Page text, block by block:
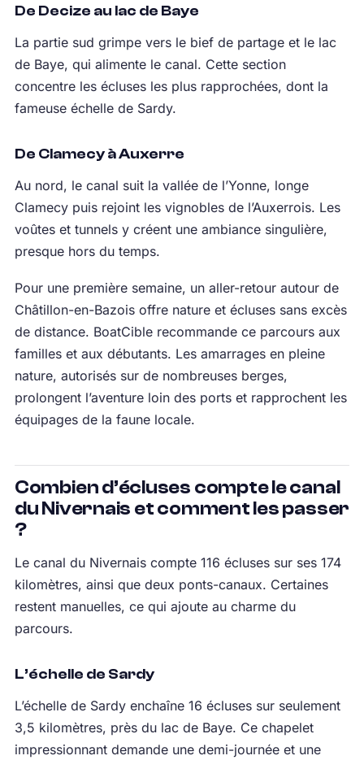
De Decize au lac de Baye
La partie sud grimpe vers le bief de partage et le lac
de Baye, qui alimente le canal. Cette section
concentre les écluses les plus rapprochées, dont la
fameuse échelle de Sardy.
De Clamecy à Auxerre
Au nord, le canal suit la vallée de l’Yonne, longe
Clamecy puis rejoint les vignobles de l’Auxerrois. Les
voûtes et tunnels y créent une ambiance singulière,
presque hors du temps.
Pour une première semaine, un aller-retour autour de
Châtillon-en-Bazois offre nature et écluses sans excès
de distance. BoatCible recommande ce parcours aux
familles et aux débutants. Les amarrages en pleine
nature, autorisés sur de nombreuses berges,
prolongent l’aventure loin des ports et rapprochent les
équipages de la faune locale.
Combien d’écluses compte le canal
du Nivernais et comment les passer
?
Le canal du Nivernais compte 116 écluses sur ses 174
kilomètres, ainsi que deux ponts-canaux. Certaines
restent manuelles, ce qui ajoute au charme du
parcours.
L’échelle de Sardy
L’échelle de Sardy enchaîne 16 écluses sur seulement
3,5 kilomètres, près du lac de Baye. Ce chapelet
impressionnant demande une demi-journée et une